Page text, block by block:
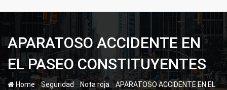
APARATOSO ACCIDENTE EN
EL PASEO CONSTITUYENTES
Home-Seguridad-Nota roja-APARATOSO ACCIDENTE EN EL